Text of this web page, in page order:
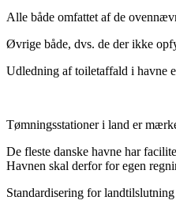
Alle både omfattet af de
Øvrige både, dvs. de der ikke
Udledning af toiletaffald i havne
Tømningsstationer i land er
De fleste danske havne har
Havnen skal derfor for egen
Standardisering for